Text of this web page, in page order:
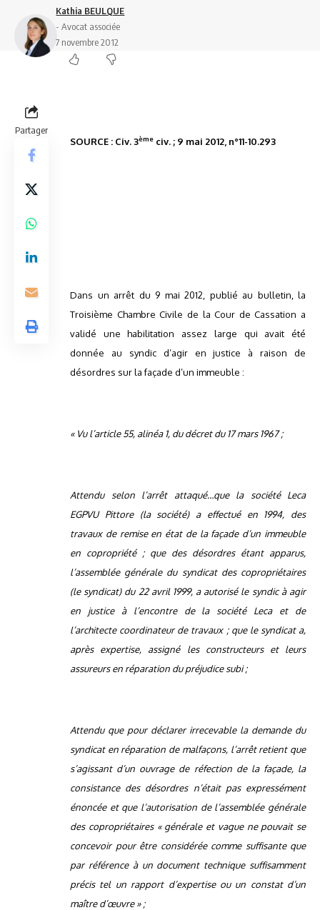
Kathia BEULQUE
- Avocat associée
7 novembre 2012
Partager
SOURCE : Civ. 3ème civ. ; 9 mai 2012, n°11-10.293
Dans un arrêt du 9 mai 2012, publié au bulletin, la
Troisième Chambre Civile de la Cour de Cassation a
validé une habilitation assez large qui avait été
donnée au syndic d’agir en justice à raison de
désordres sur la façade d’un immeuble :
« Vu l’article 55, alinéa 1, du décret du 17 mars 1967 ;
Attendu selon l’arrêt attaqué…que la société Leca
EGPVU Pittore (la société) a effectué en 1994, des
travaux de remise en état de la façade d’un immeuble
en copropriété ; que des désordres étant apparus,
l’assemblée générale du syndicat des copropriétaires
(le syndicat) du 22 avril 1999, a autorisé le syndic à agir
en justice à l’encontre de la société Leca et de
l’architecte coordinateur de travaux ; que le syndicat a,
après expertise, assigné les constructeurs et leurs
assureurs en réparation du préjudice subi ;
Attendu que pour déclarer irrecevable la demande du
syndicat en réparation de malfaçons, l’arrêt retient que
s’agissant d’un ouvrage de réfection de la façade, la
consistance des désordres n’était pas expressément
énoncée et que l’autorisation de l’assemblée générale
des copropriétaires « générale et vague ne pouvait se
concevoir pour être considérée comme suffisante que
par référence à un document technique suffisamment
précis tel un rapport d’expertise ou un constat d’un
maître d’œuvre » ;